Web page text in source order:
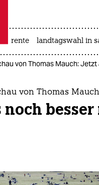
taz zahl ich
taz zahl ich
rente landtagswahl in
von Thomas Mauch:
von Thomas Mauch
noch